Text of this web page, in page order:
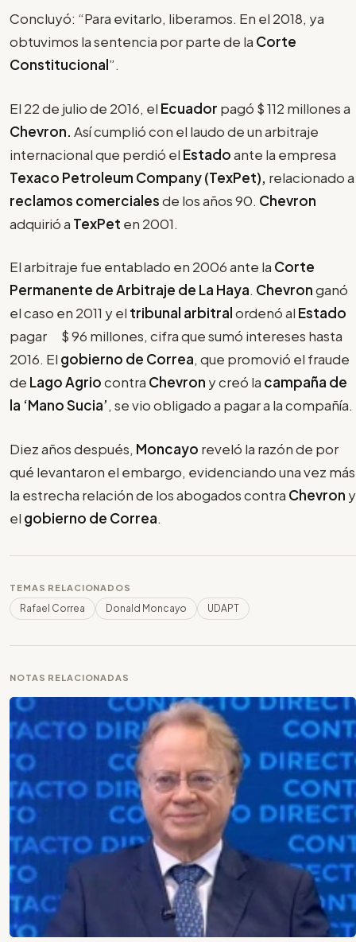
Concluyó: “Para evitarlo, liberamos. En el 2018, ya
obtuvimos la sentencia por parte de la Corte
Constitucional”.
El 22 de julio de 2016, el Ecuador pagó $ 112 millones a
Chevron. Así cumplió con el laudo de un arbitraje
internacional que perdió el Estadoante la empresa
Texaco Petroleum Company (TexPet), relacionado a
reclamos comercialesde los años 90. Chevron
adquirió a TexPet en 2001.
El arbitraje fue entablado en 2006 ante la Corte
Permanente de Arbitraje de La Haya. Chevronganó
el caso en 2011 y el tribunal arbitralordenó al Estado
pagar $ 96 millones, cifra que sumó intereses hasta
2016. El gobierno de Correa, que promovió el fraude
de Lago Agriocontra Chevron y creó la campaña de
la ‘Mano Sucia’, se vio obligado a pagar a la compañía.
Diez años después, Moncayo reveló la razón de por
qué levantaron el embargo, evidenciando una vez más
la estrecha relación de los abogados contra Chevron y
el gobierno de Correa.
TEMAS RELACIONADOS
Rafael Correa Donald Moncayo UDAPT
NOTAS RELACIONADAS